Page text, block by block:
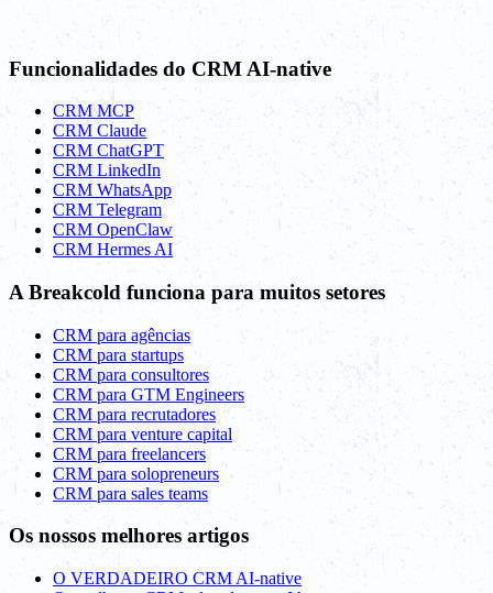
Funcionalidades do CRM AI-native
CRM MCP
CRM Claude
CRM ChatGPT
CRM LinkedIn
CRM WhatsApp
CRM Telegram
CRM OpenClaw
CRM Hermes AI
A Breakcold funciona para muitos setores
CRM para agências
CRM para startups
CRM para consultores
CRM para GTM Engineers
CRM para recrutadores
CRM para venture capital
CRM para freelancers
CRM para solopreneurs
CRM para sales teams
Os nossos melhores artigos
O VERDADEIRO CRM AI-native